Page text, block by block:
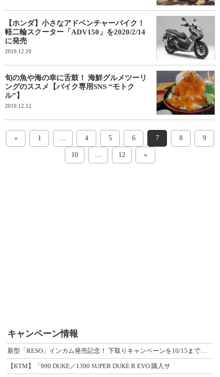
【ホンダ】小さなアドベンチャーバイク！
軽二輪スクーター「ADV150」を2020/2/14
に発売
2019.12.20
旬の魚や海の幸に舌鼓！ 海鮮グルメツーリ
ングのススメ【バイク専用SNS “モトク
ル”】
2019.12.12
« 1 … 4 5 6 7 8 9
10 … 12 »
キャンペーン情報
新型「RESO」インカム発売記念！ 下取りキャンペーンを10/15まで延長して開
【KTM】「990 DUKE／1390 SUPER DUKE R EVO 購入サ